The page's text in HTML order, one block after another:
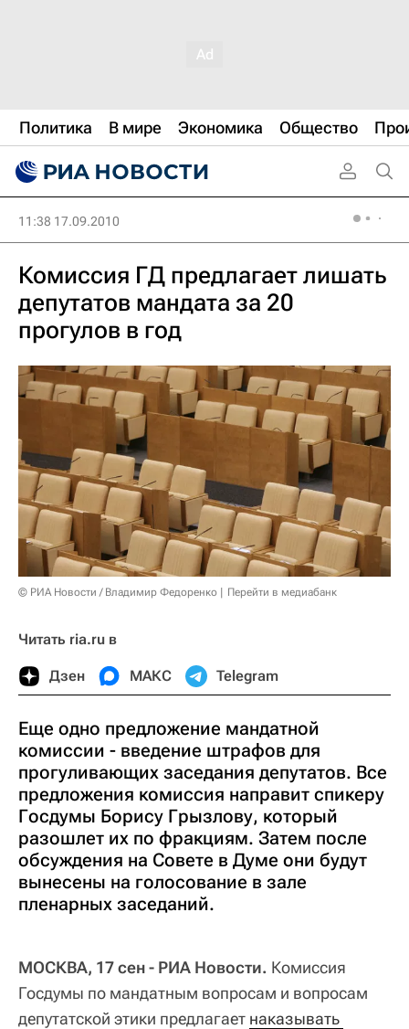
Политика В мире Экономика Общество
11:38 17.09.2010
Комиссия ГД предлагает лишать
депутатов мандата за 20
прогулов в год
© РИА Новости / Владимир Федоренко Перейти в медиабанк
Читать ria.ru в
Дзен МАКС Telegram
Еще одно предложение мандатной
комиссии - введение штрафов для
прогуливающих заседания депутатов. Все
предложения комиссия направит спикеру
Госдумы Борису Грызлову, который
разошлет их по фракциям. Затем после
обсуждения на Совете в Думе они будут
вынесены на голосование в зале
пленарных заседаний.
МОСКВА, 17 сен - РИА Новости. Комиссия
Госдумы по мандатным вопросам и вопросам
депутатской этики предлагает наказывать